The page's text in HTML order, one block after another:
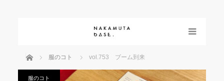
ホーム 服のコト vol.753 ブーム到来
服のコト